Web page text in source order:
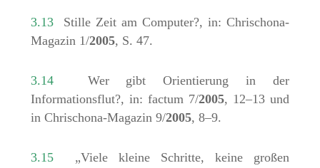
3.13Stille Zeit am Computer?, in: Chrischona-
Magazin 1/2005, S. 47.
3.14Wer gibt Orientierung in der
Informationsflut?, in: factum 7/2005, 12–13 und
in Chrischona-Magazin 9/2005, 8–9.
3.15„Viele kleine Schritte, keine großen